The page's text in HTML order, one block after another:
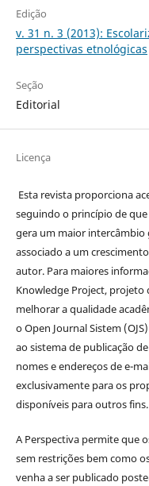
Edição
v. 31 n. 3 (2013):
perspectivas etnológicas
Seção
Editorial
Licença
Esta revista proporciona
seguindo o princípio de
gera um maior intercâmbio
associado a um
autor. Para maiores
Knowledge Project, projeto
melhorar a qualidade
o Open Journal Sistem
ao sistema de publicação
nomes e endereços de e-
exclusivamente para os
disponíveis para outros fins.
A Perspectiva permite que
sem restrições bem como
venha a ser publicado